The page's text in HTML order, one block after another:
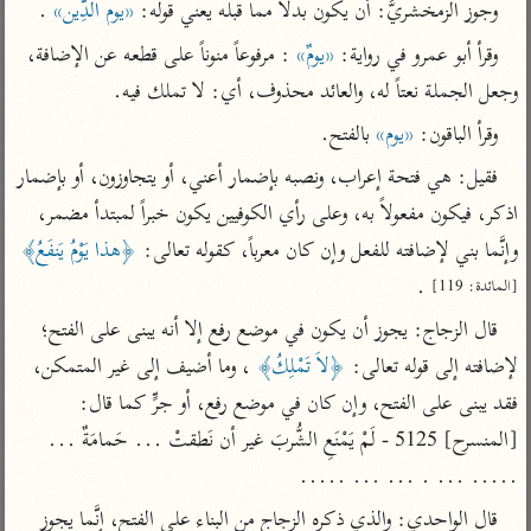
تفسير السمرقندي
تفسير الثعلبي
تفسير أبي السعود
الكشاف للزمخشري
الدر المنثور
تفسير ابن أبي حاتم
تفسير مقاتل
اشترك لتصلك أخبار مشاريعنا
اشترك
راسلنا •تليجرام •تويتر
تعليمات•عن الباحث القرآني
وجوز الزمخشريُّ: أن يكون بدلاً مما قبله يعني قوله: «يوم الدَِّين» .
وقرأ أبو عمرو في رواية: «يومٌ»
وجعل الجملة نعتاً له، والعائد محذوف، أي: لا تملك فيه.
وقرأ الباقون: «يوم» بالفتح.
فقيل: هي فتحة إعراب، ونصبه بإضمار أعني، أو يتجاوزون، أو بإضمار
وإنَّما بني لإضافته للفعل وإن كان معرباً، كقوله تعالى: ﴿هذا يَوْمُ يَنفَعُ﴾
[المائدة: 119]
.
لإضافته إلى قوله تعالى: ﴿لاَ تَمْلِكُ﴾
..... ... . ... ... .....
قال الواحدي: والذي ذكره الزجاج من البناء على الفتح، إنَّما يجوز